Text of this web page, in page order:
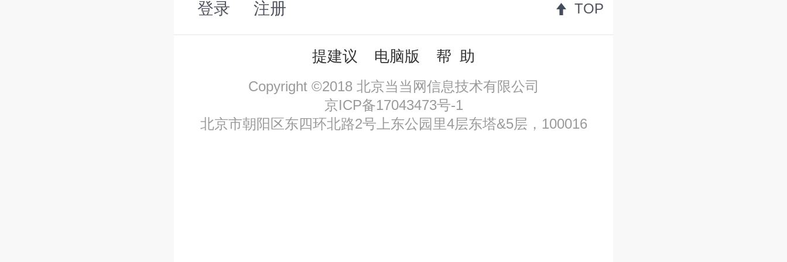
登录 注册 TOP
提建议 电脑版 帮 助
Copyright ©2018 北京当当网信息技术有限公司
京ICP备17043473号-1
北京市朝阳区东四环北路2号上东公园里4层东塔&5层，100016